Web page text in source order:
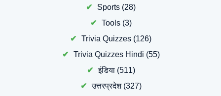
Sports (28)
Tools(3)
Trivia Quizzes (126)
Trivia Quizzes Hindi (55)
इंडिया(511)
उत्तरप्रदेश(327)